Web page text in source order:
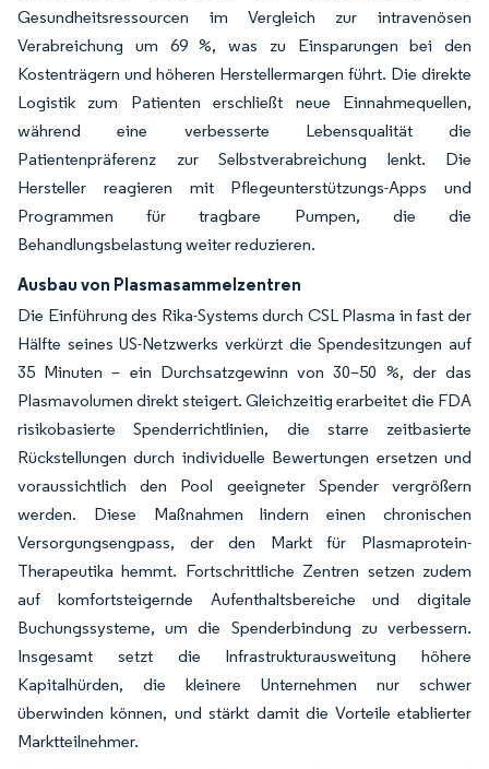
Gesundheitsressourcen im Vergleich zur intravenösen
Verabreichung um 69 %, was zu Einsparungen bei den
Kostenträgern und höheren Herstellermargen führt. Die direkte
Logistik zum Patienten erschließt neue Einnahmequellen,
während eine verbesserte Lebensqualität die
Patientenpräferenz zur Selbstverabreichung lenkt. Die
Hersteller reagieren mit Pflegeunterstützungs-Apps und
Programmen für tragbare Pumpen, die die
Behandlungsbelastung weiter reduzieren.
Ausbau von Plasmasammelzentren
Die Einführung des Rika-Systems durch CSL Plasma in fast der
Hälfte seines US-Netzwerks verkürzt die Spendesitzungen auf
35 Minuten – ein Durchsatzgewinn von 30–50 %, der das
Plasmavolumen direkt steigert. Gleichzeitig erarbeitet die FDA
risikobasierte Spenderrichtlinien, die starre zeitbasierte
Rückstellungen durch individuelle Bewertungen ersetzen und
voraussichtlich den Pool geeigneter Spender vergrößern
werden. Diese Maßnahmen lindern einen chronischen
Versorgungsengpass, der den Markt für Plasmaprotein-
Therapeutika hemmt. Fortschrittliche Zentren setzen zudem
auf komfortsteigernde Aufenthaltsbereiche und digitale
Buchungssysteme, um die Spenderbindung zu verbessern.
Insgesamt setzt die Infrastrukturausweitung höhere
Kapitalhürden, die kleinere Unternehmen nur schwer
überwinden können, und stärkt damit die Vorteile etablierter
Marktteilnehmer.